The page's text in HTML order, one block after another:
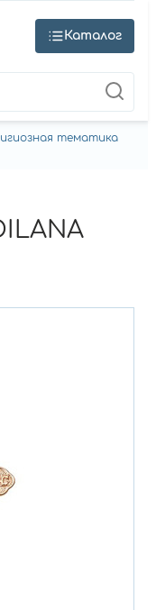
Каталог
тематика